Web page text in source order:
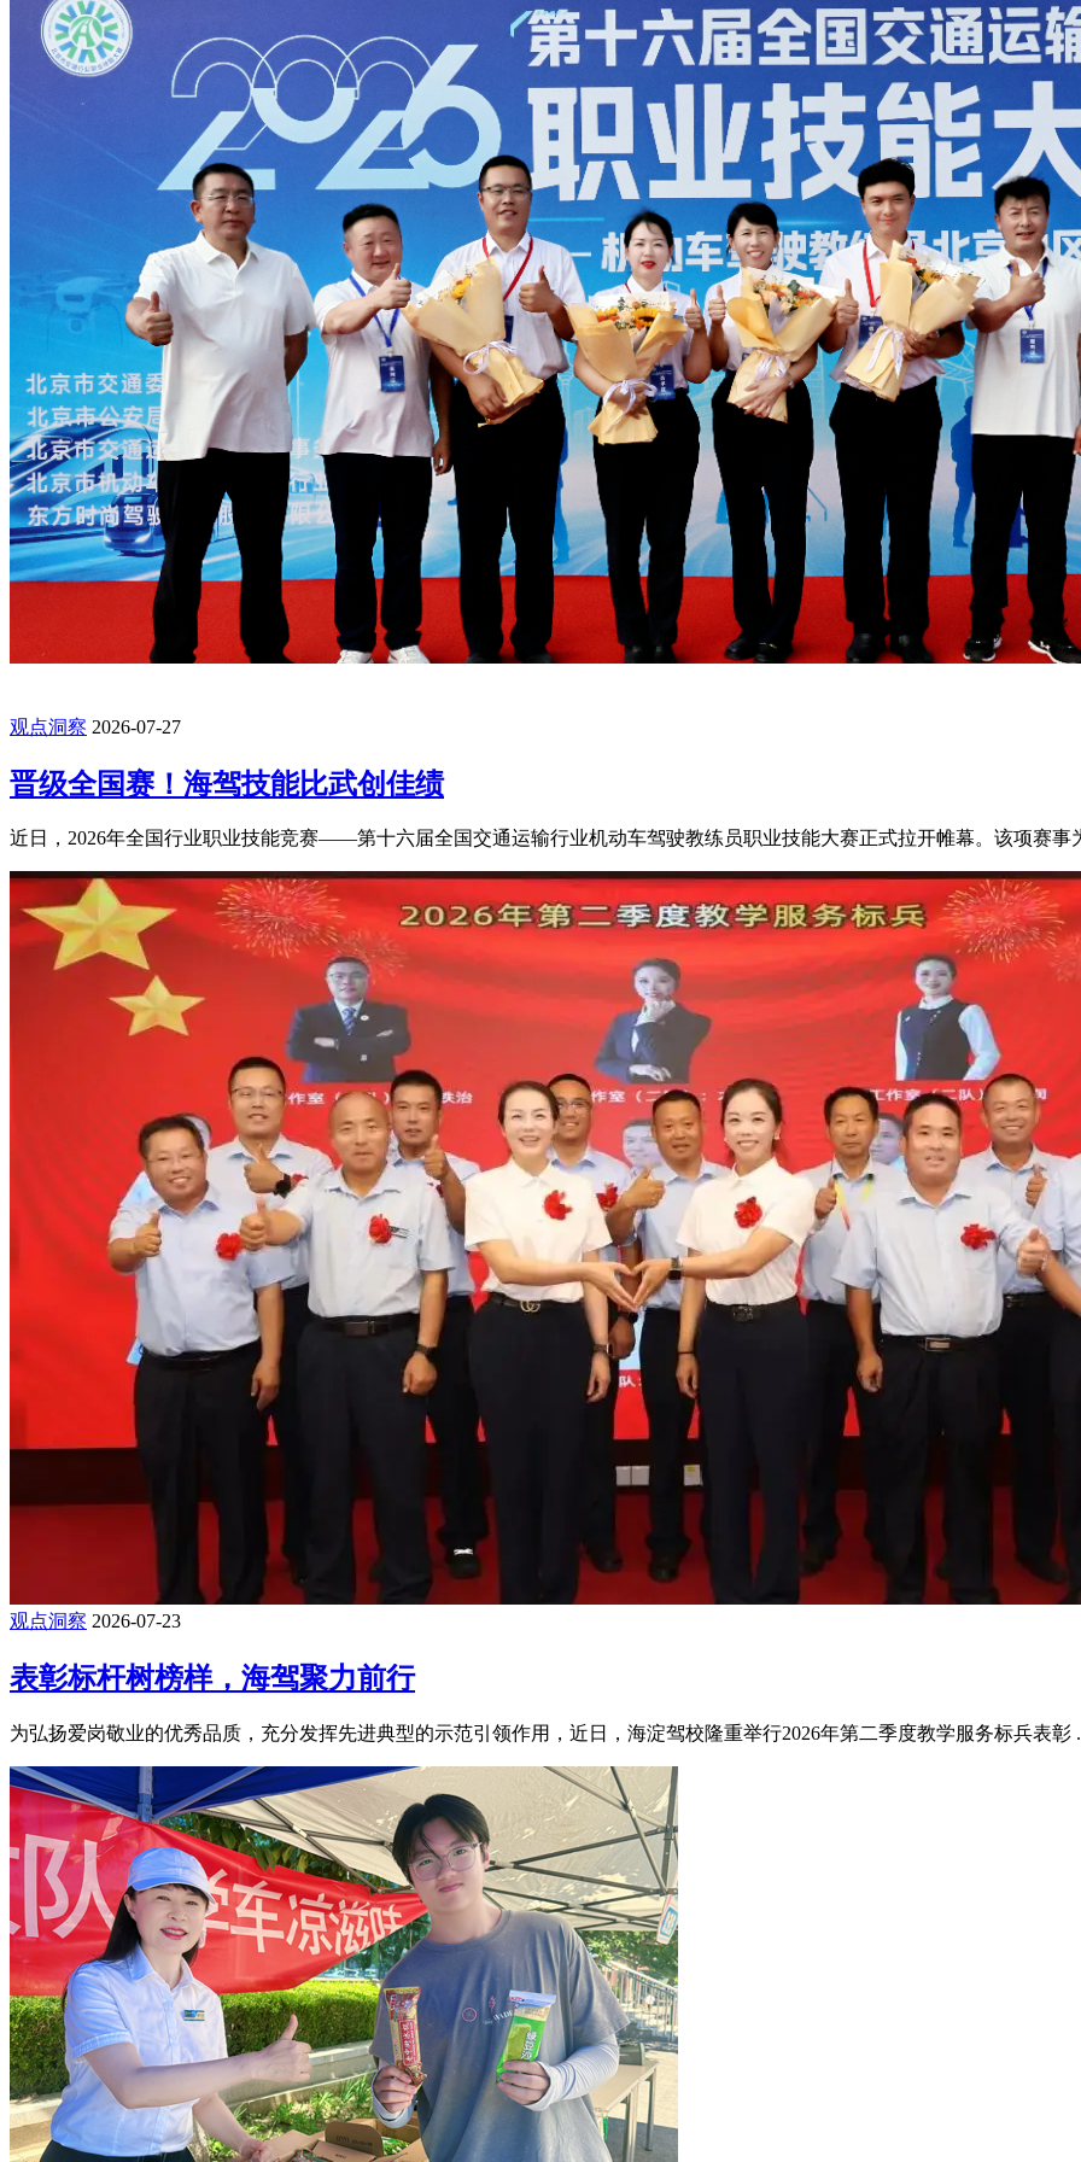
观点洞察 2026-07-27
晋级全国赛！海驾技能比武创佳绩
近日，2026年全国行业职业技能竞赛——第十六届全国交通运输行业机动车驾驶教练员职业技能大赛正式拉开帷幕。该项赛事
观点洞察 2026-07-23
表彰标杆树榜样，海驾聚力前行
为弘扬爱岗敬业的优秀品质，充分发挥先进典型的示范引领作用，近日，海淀驾校隆重举行2026年第二季度教学服务标兵表彰